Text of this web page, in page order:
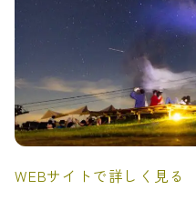
LIVE CAMERA
ライブカメラ
ABOUT HAKUBA
白馬村について
INFORMATION
お知らせ
STAY
宿泊施設
HAKUBA ORIGINAL
SEASONS
WEBサイトで詳しく見る